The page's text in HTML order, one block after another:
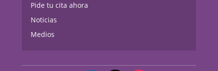
Pide tu cita ahora
Noticias
Medios